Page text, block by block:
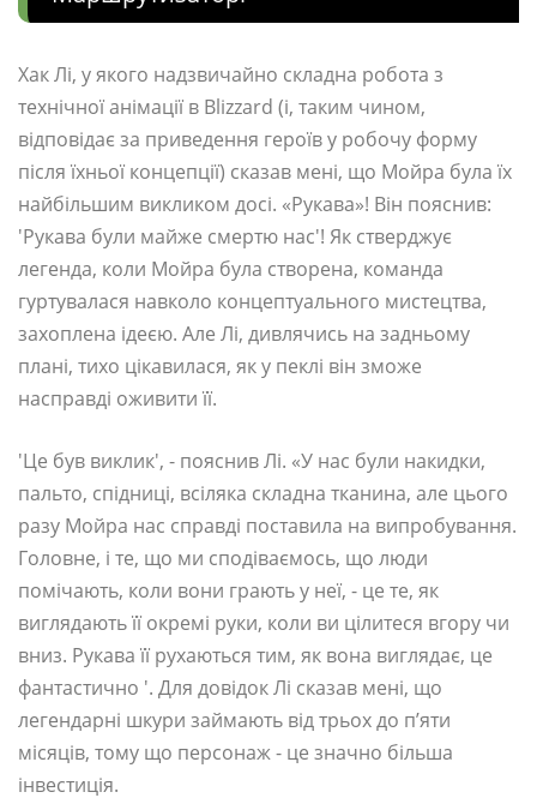
Хак Лі, у якого надзвичайно складна робота з
технічної анімації в Blizzard (і, таким чином,
відповідає за приведення героїв у робочу форму
після їхньої концепції) сказав мені, що Мойра була їх
найбільшим викликом досі. «Рукава»! Він пояснив:
'Рукава були майже смертю нас'! Як стверджує
легенда, коли Мойра була створена, команда
гуртувалася навколо концептуального мистецтва,
захоплена ідеєю. Але Лі, дивлячись на задньому
плані, тихо цікавилася, як у пеклі він зможе
насправді оживити її.
'Це був виклик', - пояснив Лі. «У нас були накидки,
пальто, спідниці, всіляка складна тканина, але цього
разу Мойра нас справді поставила на випробування.
Головне, і те, що ми сподіваємось, що люди
помічають, коли вони грають у неї, - це те, як
виглядають її окремі руки, коли ви цілитеся вгору чи
вниз. Рукава її рухаються тим, як вона виглядає, це
фантастично '. Для довідок Лі сказав мені, що
легендарні шкури займають від трьох до п’яти
місяців, тому що персонаж - це значно більша
інвестиція.